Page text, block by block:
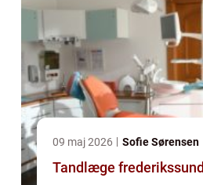
09 maj 2026 Sofie Sørensen
Tandlæge frederikssund